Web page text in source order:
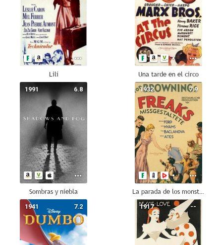
Lilí Una tarde en el circo
6.8
1991
Sombras y niebla
7.9
1932
La parada de los monstruos
7.2
1941 --
1917